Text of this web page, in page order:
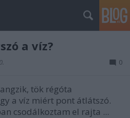
a víz?
0
tök régóta
a víz miért pont átlátszó.
csodálkoztam el rajta ...